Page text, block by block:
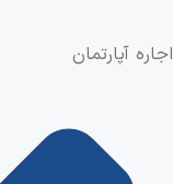
اجاره آپارتمان